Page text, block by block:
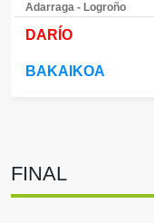
Adarraga - Logroño
DARÍO
BAKAIKOA
FINAL